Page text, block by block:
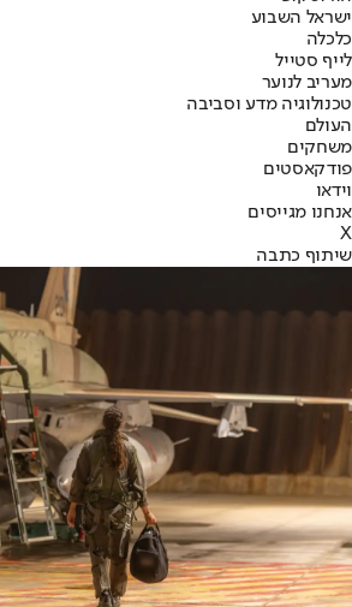
ישראל השבוע
כלכלה
לייף סטייל
מעריב לנוער
טכנולוגיה מדע וסביבה
העולם
משחקים
פודקאסטים
וידאו
אנחנו מגייסים
X
שיתוף כתבה